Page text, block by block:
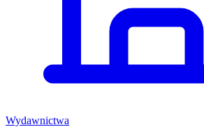
Wydawnictwa